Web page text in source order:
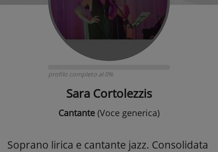
profilo completo al 0%
Sara Cortolezzis
Cantante (Voce generica)
Soprano lirica e cantante jazz. Consolidata